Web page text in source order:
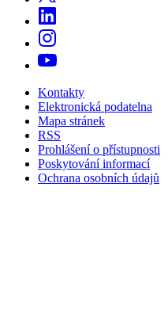
Kontakty
Elektronická podatelna
Mapa stránek
RSS
Prohlášení o přístupnosti
Poskytování informací
Ochrana osobních údajů